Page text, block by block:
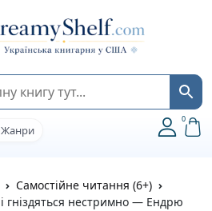
Жанри
0
Самостійне читання (6+)
гніздяться нестримно — Ендрю